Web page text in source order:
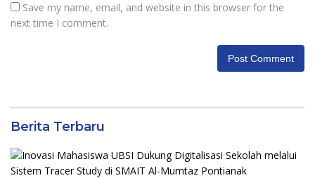
Save my name, email, and website in this browser for the
next time I comment.
Berita Terbaru